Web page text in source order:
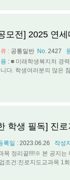
모전] 2025 연
: 공통일반 No. 2427
: ■ 미래학생복지처 경
다. 학생여러분의 많은
학생 필독] 진
록일 : 2023.06.26
작성
목 정리끝!!!!※ 본 공지
조건:진로지도교과목 1